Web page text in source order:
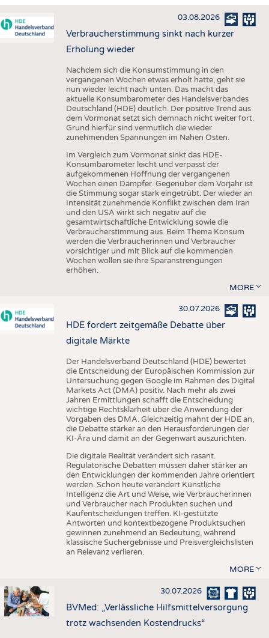
HAUS- UND HEIMTEXTILIEN
BEKLEIDUNG
AUSSCHREIBUNGEN
DTV AUSSCHREIBUNGSDIENST
STATISTICS
ADRESSEN & LINKS
PUBLIKATIONEN
TERMINE
BRANCHENTERMINE
03.08.2026
Verbraucherstimmung sinkt nach kurzer
Erholung wieder
Nachdem sich die Konsumstimmung in den
vergangenen Wochen etwas erholt hatte, geht sie
nun wieder leicht nach unten. Das macht das
aktuelle Konsumbarometer des Handelsverbandes
Deutschland (HDE) deutlich. Der positive Trend aus
dem Vormonat setzt sich demnach nicht weiter fort.
Grund hierfür sind vermutlich die wieder
zunehmenden Spannungen im Nahen Osten.
Im Vergleich zum Vormonat sinkt das HDE-
Konsumbarometer leicht und verpasst der
aufgekommenen Hoffnung der vergangenen
Wochen einen Dämpfer. Gegenüber dem Vorjahr ist
die Stimmung sogar stark eingetrübt. Der wieder an
Intensität zunehmende Konflikt zwischen dem Iran
und den USA wirkt sich negativ auf die
gesamtwirtschaftliche Entwicklung sowie die
Verbraucherstimmung aus. Beim Thema Konsum
werden die Verbraucherinnen und Verbraucher
vorsichtiger und mit Blick auf die kommenden
Wochen wollen sie ihre Sparanstrengungen
erhöhen.
MORE
30.07.2026
HDE fordert zeitgemäße Debatte über
digitale Märkte
Der Handelsverband Deutschland (HDE) bewertet
die Entscheidung der Europäischen Kommission zur
Untersuchung gegen Google im Rahmen des Digital
Markets Act (DMA) positiv. Nach mehr als zwei
Jahren Ermittlungen schafft die Entscheidung
wichtige Rechtsklarheit über die Anwendung der
Vorgaben des DMA. Gleichzeitig mahnt der HDE an,
die Debatte stärker an den Herausforderungen der
KI-Ära und damit an der Gegenwart auszurichten.
Die digitale Realität verändert sich rasant.
Regulatorische Debatten müssen daher stärker an
den Entwicklungen der kommenden Jahre orientiert
werden. Schon heute verändert Künstliche
Intelligenz die Art und Weise, wie Verbraucherinnen
und Verbraucher nach Produkten suchen und
Kaufentscheidungen treffen. KI-gestützte
Antworten und kontextbezogene Produktsuchen
gewinnen zunehmend an Bedeutung, während
klassische Suchergebnisse und Preisvergleichslisten
an Relevanz verlieren.
MORE
30.07.2026
BVMed: „Verlässliche Hilfsmittelversorgung
trotz wachsenden Kostendrucks“